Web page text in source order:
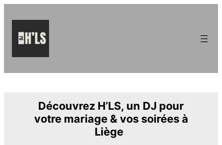
Découvrez H’LS, un DJ pour
votre mariage & vos soirées à
Liège